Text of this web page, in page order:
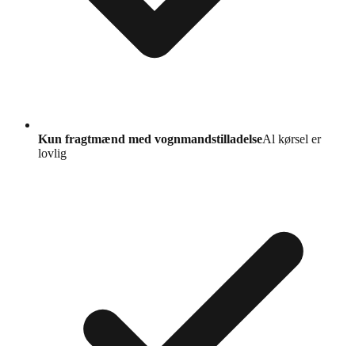
Kun fragtmænd med vognmandstilladelseAl kørsel er
lovlig